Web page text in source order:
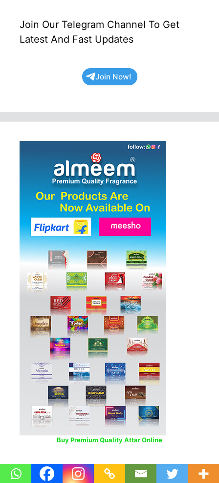
Join Our Telegram Channel To Get
Latest And Fast Updates
Join Now!
Buy Premium Quality Attar Online